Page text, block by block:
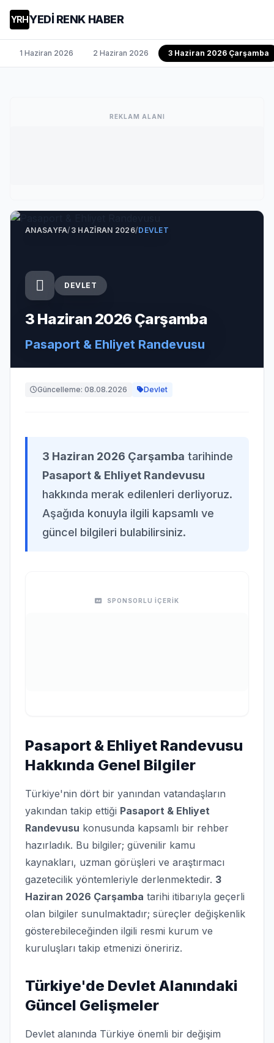
YRHYEDİ RENK HABER
1 Haziran 2026 2 Haziran 2026 3 Haziran 2026 Çarşamba
REKLAM ALANI
ANASAYFA/3 HAZIRAN 2026/DEVLET
DEVLET
3 Haziran 2026 Çarşamba
Pasaport & Ehliyet Randevusu
Güncelleme: 08.08.2026 Devlet
3 Haziran 2026 Çarşamba tarihinde
Pasaport & Ehliyet Randevusu
hakkında merak edilenleri derliyoruz.
Aşağıda konuyla ilgili kapsamlı ve
güncel bilgileri bulabilirsiniz.
SPONSORLU İÇERİK
Pasaport & Ehliyet Randevusu
Hakkında Genel Bilgiler
Türkiye'nin dört bir yanından vatandaşların
yakından takip ettiği Pasaport & Ehliyet
Randevusu konusunda kapsamlı bir rehber
hazırladık. Bu bilgiler; güvenilir kamu
kaynakları, uzman görüşleri ve araştırmacı
gazetecilik yöntemleriyle derlenmektedir. 3
Haziran 2026 Çarşamba tarihi itibarıyla geçerli
olan bilgiler sunulmaktadır; süreçler değişkenlik
gösterebileceğinden ilgili resmi kurum ve
kuruluşları takip etmenizi öneririz.
Türkiye'de Devlet Alanındaki
Güncel Gelişmeler
Devlet alanında Türkiye önemli bir değişim